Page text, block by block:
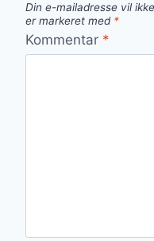
Din e-mailadresse vil
er markeret med *
Kommentar *